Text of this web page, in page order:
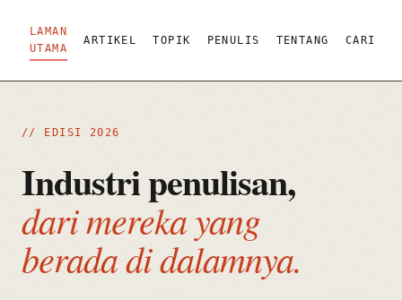
LAMAN
UTAMA
ARTIKEL TOPIK PENULIS TENTANG CARI
// EDISI 2026
Industri penulisan,
dari mereka yang
berada di dalamnya.